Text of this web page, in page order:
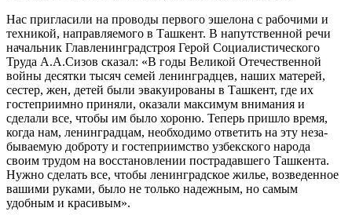
Нас пригласили на проводы первого эшелона с ра­бочими и
техникой, направляемого в Ташкент. В на­путственной речи
начальник Главленинградстроя Ге­рой Социалистического
Труда А.А.Сизов сказал: «В годы Великой Отечественной
войны десятки тысяч се­мей ленинградцев, наших матерей,
сестер, жен, детей были эвакуированы в Ташкент, где их
гостеприимно приняли, оказали максимум внимания и
сделали все, чтобы им было хороню. Теперь пришло время,
когда нам, ленинградцам, необходимо ответить на эту неза­
бываемую доброту и гостеприимство узбекского наро­да
своим трудом на восстановлении пострадавшего Таш­кента.
Нужно сделать все, чтобы ленинградское жилье, возведенное
вашими руками, было не только надеж­ным, но самым
удобным и красивым».